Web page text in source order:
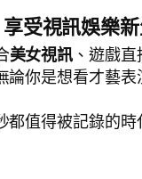
受視訊娛樂新
美女視訊、遊戲直
你是想看才藝
值得被記錄的